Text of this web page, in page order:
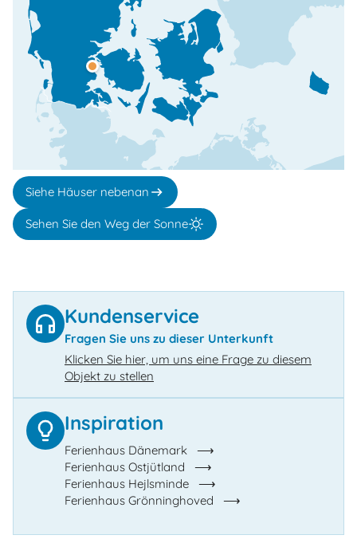
Siehe Häuser nebenan
Sehen Sie den Weg der Sonne
Kundenservice
Fragen Sie uns zu dieser Unterkunft
Klicken Sie hier, um uns eine Frage zu diesem
Objekt zu stellen
Inspiration
Ferienhaus Dänemark
Ferienhaus Ostjütland
Ferienhaus Hejlsminde
Ferienhaus Grönninghoved